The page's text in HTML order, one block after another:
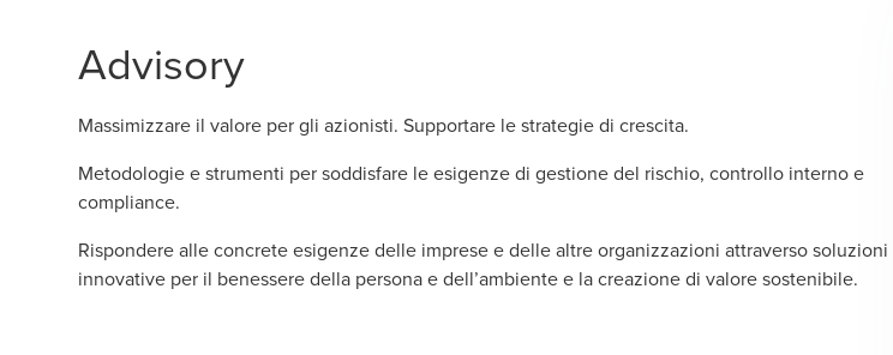
Advisory
Massimizzare il valore per gli azionisti. Supportare le strategie di crescita.
Metodologie e strumenti per soddisfare le esigenze di gestione del rischio, controllo interno e
compliance.
Rispondere alle concrete esigenze delle imprese e delle altre organizzazioni attraverso soluzioni
innovative per il benessere della persona e dell’ambiente e la creazione di valore sostenibile.